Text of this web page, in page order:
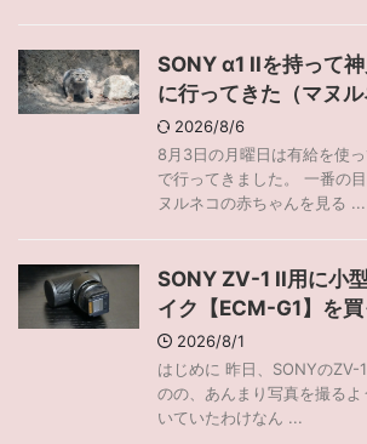
SONY α1 IIを持って
に行ってきた（マヌル
2026/8/6
8月3日の月曜日は有給を使
で行ってきました。 一番の
ヌルネコの赤ちゃんを見る ...
SONY ZV-1 II用に小
イク【ECM-G1】を
2026/8/1
はじめに 昨日、SONYのZV-
のの、あんまり写真を撮る
いていたわけなん ...